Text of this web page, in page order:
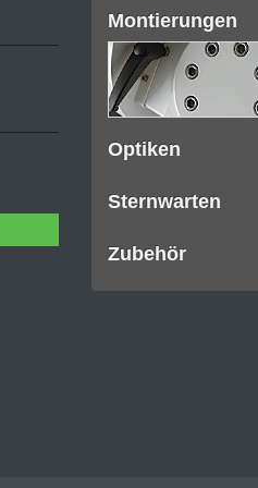
Montierungen
Optiken
Sternwarten
Zubehör